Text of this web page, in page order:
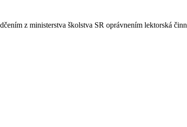
z ministerstva školstva SR oprávnením lektorská